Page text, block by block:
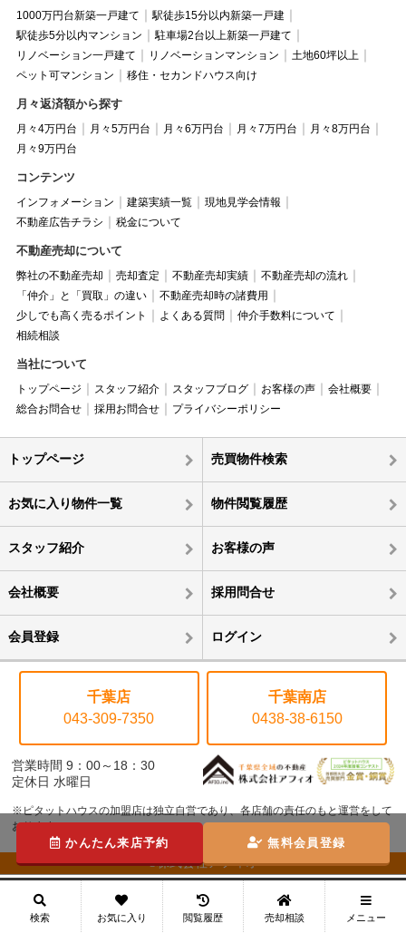
1000万円台新築一戸建て
駅徒歩15分以内新築一戸建
駅徒歩5分以内マンション
駐車場2台以上新築一戸建て
リノベーション一戸建て
リノベーションマンション
土地60坪以上
ペット可マンション
移住・セカンドハウス向け
月々返済額から探す
月々4万円台 月々5万円台 月々6万円台 月々7万円台
月々8万円台
月々9万円台
コンテンツ
インフォメーション 建築実績一覧
現地見学会情報
不動産広告チラシ
税金について
不動産売却について
弊社の不動産売却 売却査定 不動産売却実績
不動産売却の流れ
「仲介」と「買取」の違い
不動産売却時の諸費用
少しでも高く売るポイント
よくある質問
仲介手数料について
相続相談
当社について
トップページ スタッフ紹介 スタッフブログ お客様の声
会社概要
総合お問合せ
採用お問合せ プライバシーポリシー
トップページ 売買物件検索
お気に入り物件一覧 物件閲覧履歴
スタッフ紹介 お客様の声
会社概要 採用問合せ
会員登録 ログイン
千葉店
043-309-7350
千葉南店
0438-38-6150
営業時間 9：00～18：30
定休日 水曜日
※ピタットハウスの加盟店は独立自営であり、各店舗の責任のもと運営をして
おります。
©株式会社アフィオ
かんたん来店予約 無料会員登録
検索 お気に入り 閲覧履歴 売却相談 メニュー